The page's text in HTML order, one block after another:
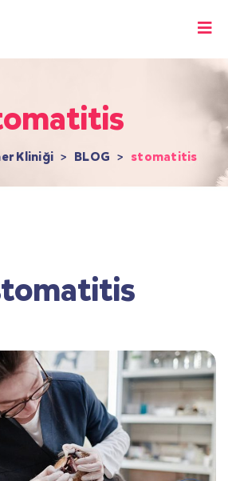
Kliniği > BLOG > stomatitis